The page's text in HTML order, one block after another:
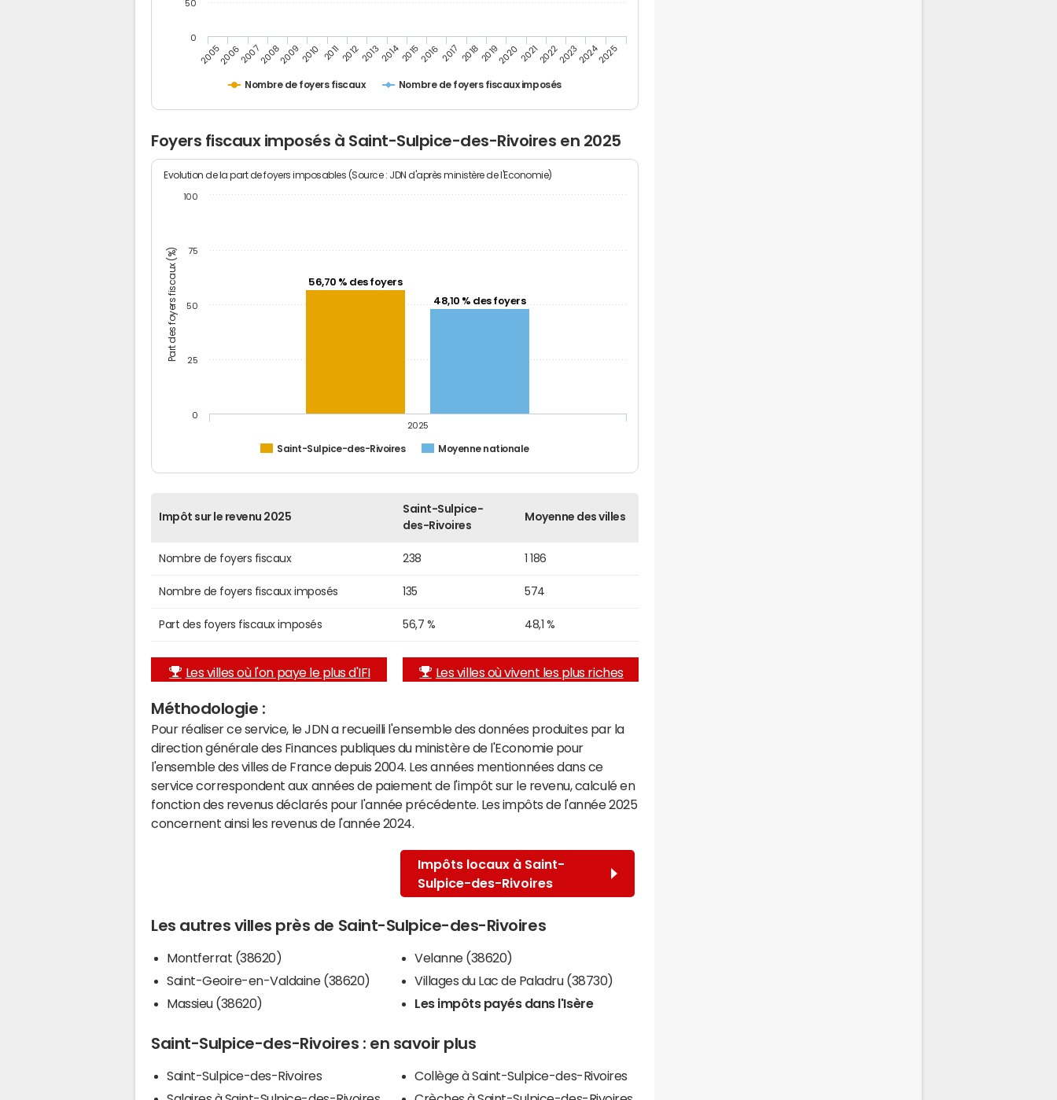
Nombre de foyers fiscaux Nombre de foyers fiscaux imposés
200520062007200820092010 201120122013201420152016 2017 20182019202020212022202320242025
0
50
Foyers fiscaux imposés à Saint-Sulpice-des-Rivoires en 2025
Part des foyers fiscaux (%)
Evolution de la part de foyers imposables (Source : JDN d'après ministère de l'Economie)
56,70 % des foyers
48,10 % des foyers
Saint-Sulpice-des-Rivoires Moyenne nationale
2025
0
25
50
75
100
Impôt sur le revenu 2025
Saint-Sulpice-
des-Rivoires
Moyenne des villes
Nombre de foyers fiscaux 238 1 186
Nombre de foyers fiscaux imposés 135 574
Part des foyers fiscaux imposés 56,7 % 48,1 %
Les villes où l'on paye le plus d'IFI Les villes où vivent les plus riches
Méthodologie :
Pour réaliser ce service, le JDN a recueilli l'ensemble des données produites par la
direction générale des Finances publiques du ministère de l'Economie pour
l'ensemble des villes de France depuis 2004. Les années mentionnées dans ce
service correspondent aux années de paiement de l'impôt sur le revenu, calculé en
fonction des revenus déclarés pour l'année précédente. Les impôts de l'année 2025
concernent ainsi les revenus de l'année 2024.
Impôts locaux à Saint-
Sulpice-des-Rivoires
Les autres villes près de Saint-Sulpice-des-Rivoires
Montferrat (38620)
Saint-Geoire-en-Valdaine (38620)
Massieu (38620)
Velanne (38620)
Villages du Lac de Paladru (38730)
Les impôts payés dans l'Isère
Saint-Sulpice-des-Rivoires : en savoir plus
Saint-Sulpice-des-Rivoires
Collège à Saint-Sulpice-des-Rivoires